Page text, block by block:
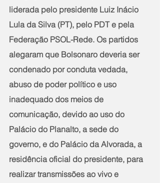
liderada pelo presidente Luiz Inácio
Lula da Silva (PT), pelo PDT e pela
Federação PSOL-Rede. Os partidos
alegaram que Bolsonaro deveria ser
condenado por conduta vedada,
abuso de poder político e uso
inadequado dos meios de
comunicação, devido ao uso do
Palácio do Planalto, a sede do
governo, e do Palácio da Alvorada, a
residência oficial do presidente, para
realizar transmissões ao vivo e